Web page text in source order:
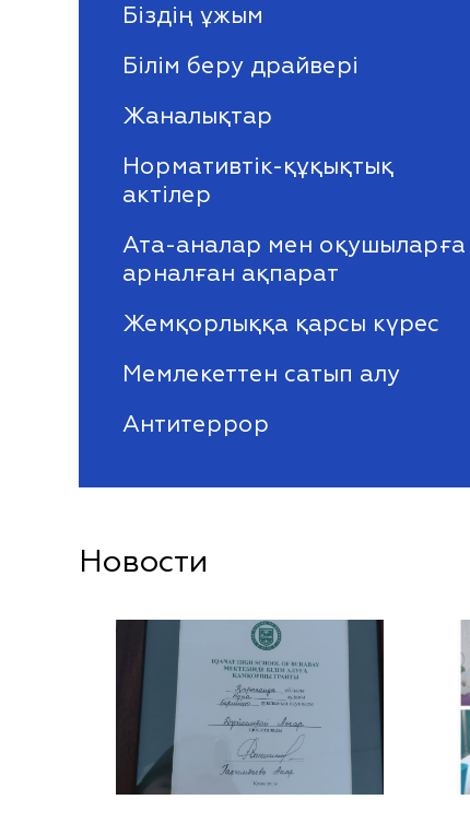
Біздің ұжым
Білім беру драйвері
Жаналықтар
Нормативтік-құқықтық
актілер
Ата-аналар мен оқушыларға
арналған ақпарат
Жемқорлыққа қарсы күрес
Мемлекеттен сатып алу
Антитеррор
Новости